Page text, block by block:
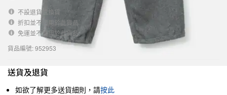
不設退貨或換貨
折扣並不適用於此貨品
免運並不適用於此貨品
貨品編號: 952953
送貨及退貨
如欲了解更多送貨細則，請按此